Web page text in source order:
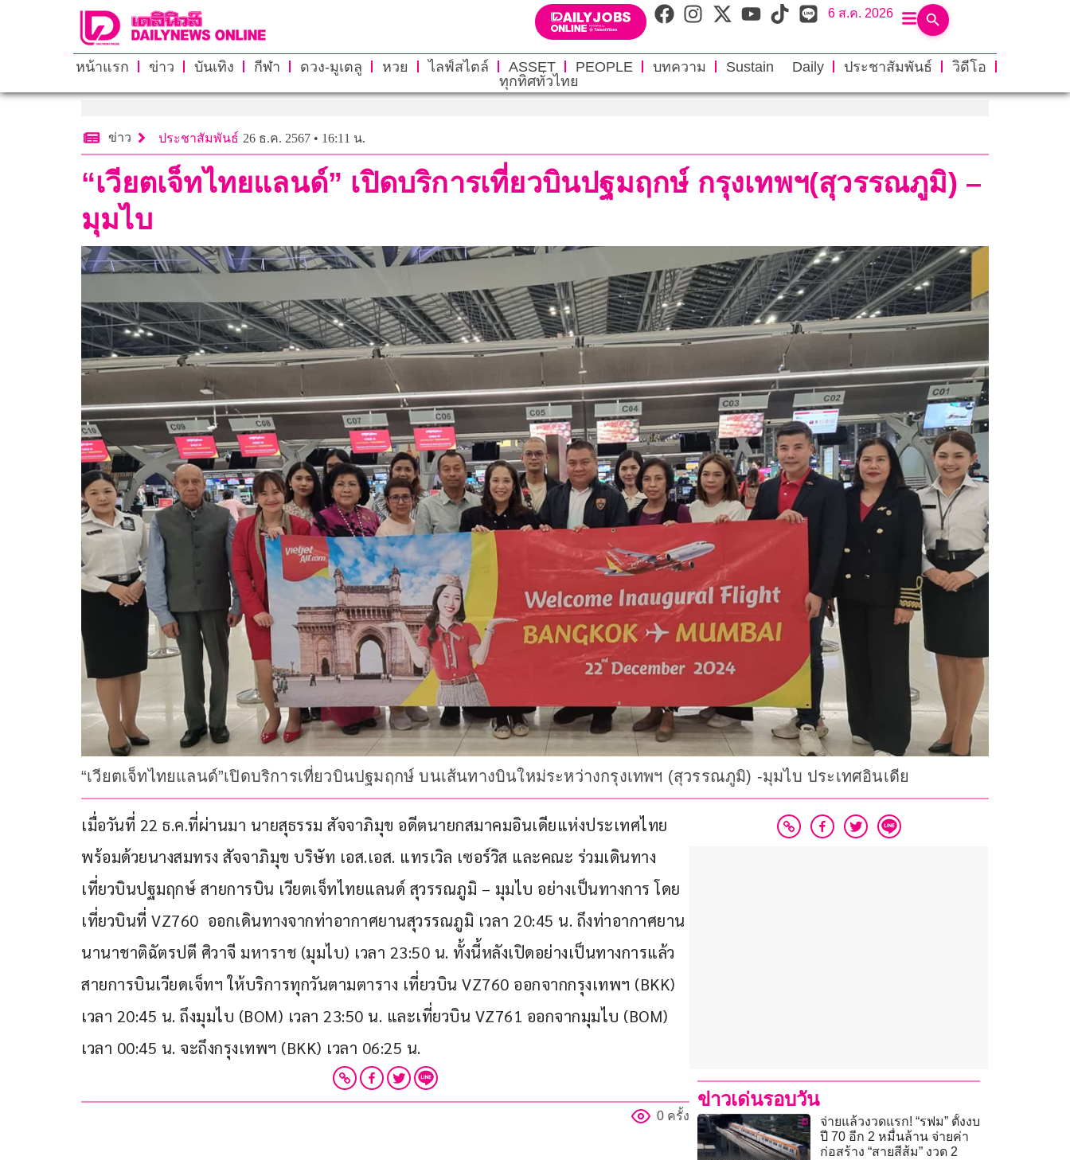
6 ส.ค. 2026
หน้าแรก ข่าว บันเทิง กีฬา ดวง-มูเตลู หวย ไลฟ์สไตล์ ASSET PEOPLE บทความ Sustain Daily ประชาสัมพันธ์
วิดีโอ
ทุกทิศทั่วไทย
ข่าว ประชาสัมพันธ์ 26 ธ.ค. 2567 • 16:11 น.
“เวียตเจ็ทไทยแลนด์” เปิดบริการเที่ยวบินปฐมฤกษ์ กรุงเทพฯ(สุวรรณภูมิ) –
มุมไบ
“เวียตเจ็ทไทยแลนด์”เปิดบริการเที่ยวบินปฐมฤกษ์ บนเส้นทางบินใหม่ระหว่างกรุงเทพฯ (สุวรรณภูมิ) -มุมไบ ประเทศอินเดีย
เมื่อวันที่ 22 ธ.ค.ที่ผ่านมา นายสุธรรม สัจจาภิมุข อดีตนายกสมาคมอินเดียแห่งประเทศไทย
พร้อมด้วยนางสมทรง สัจจาภิมุข บริษัท เอส.เอส. แทรเวิล เซอร์วิส และคณะ ร่วมเดินทาง
เที่ยวบินปฐมฤกษ์ สายการบิน เวียตเจ็ทไทยแลนด์ สุวรรณภูมิ – มุมไบ อย่างเป็นทางการ โดย
เที่ยวบินที่ VZ760  ออกเดินทางจากท่าอากาศยานสุวรรณภูมิ เวลา 20:45 น. ถึงท่าอากาศยาน
นานาชาติฉัตรปตี ศิวาจี มหาราช (มุมไบ) เวลา 23:50 น. ทั้งนี้หลังเปิดอย่างเป็นทางการแล้ว
สายการบินเวียดเจ็ทฯ ให้บริการทุกวันตามตาราง เที่ยวบิน VZ760 ออกจากกรุงเทพฯ (BKK)
เวลา 20:45 น. ถึงมุมไบ (BOM) เวลา 23:50 น. และเที่ยวบิน VZ761 ออกจากมุมไบ (BOM)
เวลา 00:45 น. จะถึงกรุงเทพฯ (BKK) เวลา 06:25 น.
0 ครั้ง
ข่าวเด่นรอบวัน
จ่ายแล้วงวดแรก! “รฟม” ตั้งงบ
ปี 70 อีก 2 หมื่นล้าน จ่ายค่า
ก่อสร้าง “สายสีส้ม” งวด 2